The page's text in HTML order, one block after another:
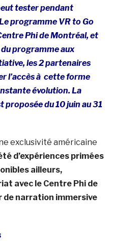
tester pendant
programme VR to Go
Phi de Montréal, et
du programme aux
les 2 partenaires
l’accès à cette forme
évolution. La
du 10 juin au 31
exclusivité américaine
d’expériences primées
ailleurs,
avec le Centre Phi de
narration immersive